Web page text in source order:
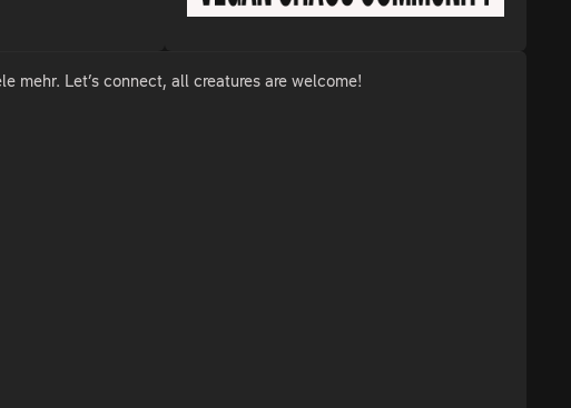
mehr. Let’s connect, all creatures are welcome!